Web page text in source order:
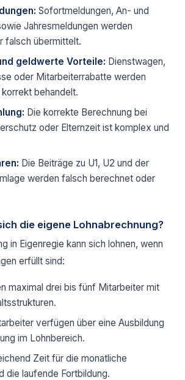
Sofortmeldungen, An- und
Jahresmeldungen werden
falsch übermittelt.
geldwerte Vorteile: Dienstwagen,
oder Mitarbeiterrabatte werden
behandelt.
Die korrekte Berechnung bei
oder Elternzeit ist komplex und
Die Beiträge zu U1, U2 und der
werden falsch berechnet oder
die eigene Lohnabrechnung?
in Eigenregie kann sich lohnen, wenn
erfüllt sind:
maximal drei bis fünf Mitarbeiter mit
verfügen über eine Ausbildung
im Lohnbereich.
Zeit für die monatliche
die laufende Fortbildung.